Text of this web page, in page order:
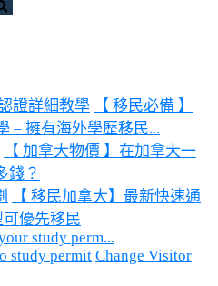
【 移民必備 】
– 擁有海外學歷移民...
【 加拿大物價 】在加拿大一
錢？
【 移民加拿大】最新快速通
優先移民
study perm...
Change Visitor